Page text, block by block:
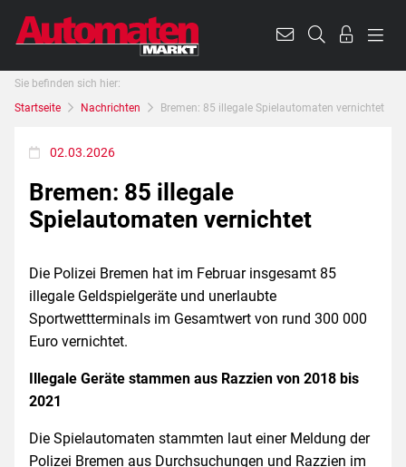
Sie befinden sich hier:
Startseite
Nachrichten Bremen: 85 illegale Spielautomaten vernichtet
02.03.2026
Bremen: 85 illegale
Spielautomaten vernichtet
Die Polizei Bremen hat im Februar insgesamt 85
illegale Geldspielgeräte und unerlaubte
Sportwettterminals im Gesamtwert von rund 300 000
Euro vernichtet.
Illegale Geräte stammen aus Razzien von 2018 bis
2021
Die Spielautomaten stammten laut einer Meldung der
Polizei Bremen aus Durchsuchungen und Razzien im